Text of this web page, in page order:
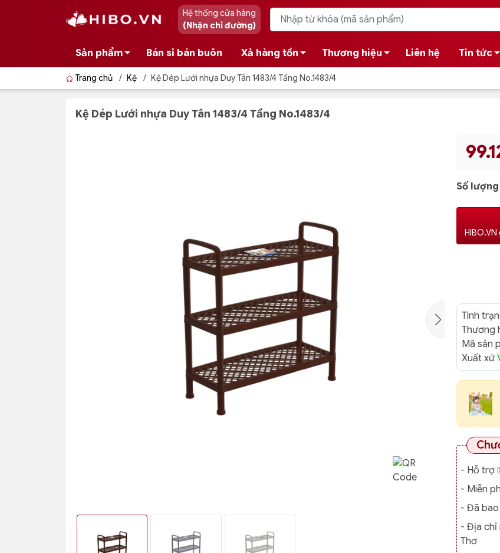
Hệ thống cửa hàng
(Nhận chỉ đường)
Sản phẩm Bán sỉ bán buôn Xả hàng tồn Thương hiệu Liên hệ Tin tức
Trang chủ / Kệ / Kệ Dép Lưới nhựa Duy Tân 1483/4 Tầng No.1483/4
Kệ Dép Lưới nhựa Duy Tân 1483/4 Tầng No.1483/4
Số lượng
Tình
Thương
Mã sản
Xuất xứ
- Hỗ trợ
- Miễn
- Đã bao
- Địa chỉ
Thơ